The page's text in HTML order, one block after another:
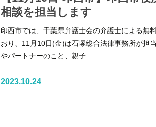
相談を担当します
印西市では、千葉県弁護士会の弁護士による無
おり、11月10日(金)は石塚総合法律事務所が担
やパートナーのこと、親子…
2023.10.24